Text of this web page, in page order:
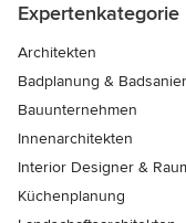
Expertenkategorie
Architekten
Badplanung &
Bauunternehmen
Innenarchitekten
Interior Designer &
Küchenplanung